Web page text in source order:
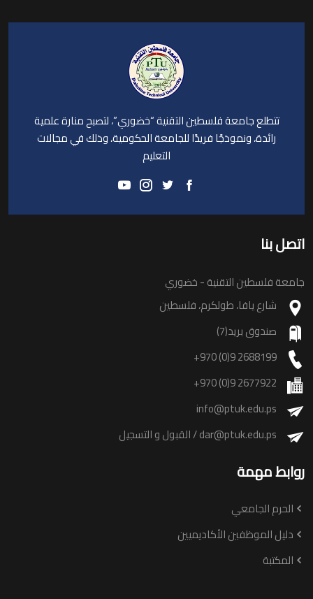
تتطلع جامعة فلسطين التقنية “خضوري”، لتصبح منارة علمية
رائدة، ونموذجًا فريدًا للجامعة الحكومية، وذلك في مجالات
التعليم
اتصل بنا
جامعة فلسطين التقنية - خضوري
شارع يافا، طولكرم، فلسطين
صندوق بريد(7)
+970 (0)9 2688199
+970 (0)9 2677922
info@ptuk.edu.ps
dar@ptuk.edu.ps/ القبول و التسجيل
روابط مهمة
الحرم الجامعي
دليل الموظفين الأكاديميين
المكتبة